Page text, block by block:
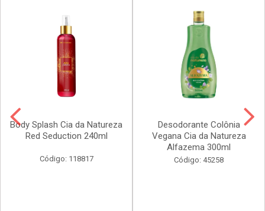
Body Splash Cia da Natureza
Red Seduction 240ml
Código: 118817
Desodorante Colônia
Vegana Cia da Natureza
Alfazema 300ml
Código: 45258